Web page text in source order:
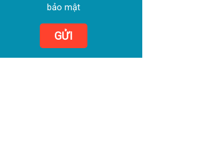
bảo mật
GỬI